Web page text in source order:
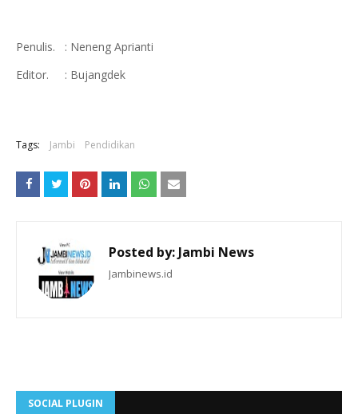
Penulis. : Neneng Aprianti
Editor. : Bujangdek
Tags: Jambi Pendidikan
Posted by:Jambi News
Jambinews.id
SOCIAL PLUGIN